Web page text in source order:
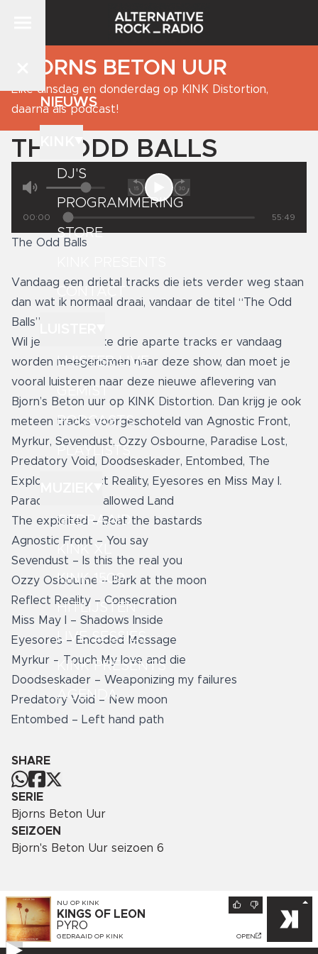
NIEUWS
DJ'S
PROGRAMMERING
STORE
CONTACT
LUISTER LIVE
PODCASTS
PLAYLISTS
GEDRAAID
KINK XL
KINK 1500
HITLIJSTEN
LIVE SESSIES
KINK PRESENTS
AGENDA
BJORNS BETON UUR
Elke dinsdag en donderdag op KINK Distortion,
daarna als podcast!
THE ODD BALLS
00:00 55:49
The Odd Balls
Vandaag een drietal tracks die iets verder weg staan
dan wat ik normaal draai, vandaar de titel “The Odd
Balls”.
Wil je weten welke drie aparte tracks er vandaag
worden meegenomen naar deze show, dan moet je
vooral luisteren naar deze nieuwe aflevering van
Bjorn’s Beton uur op KINK Distortion. Dan krijg je ook
meteen tracks voorgeschoteld van Agnostic Front,
Myrkur, Sevendust, Ozzy Osbourne, Paradise Lost,
Predatory Void, Doodseskader, Entombed, The
Exploited, Reflect Reality, Eyesores en Miss May I.
Paradise lost – Hallowed Land
The exploited – Beat the bastards
Agnostic Front – You say
Sevendust – Is this the real you
Ozzy Osbourne – Bark at the moon
Reflect Reality – Consecration
Miss May I – Shadows Inside
Eyesores – Encoded Message
Myrkur – Touch My love and die
Doodseskader – Weaponizing my failures
Predatory Void – New moon
Entombed – Left hand path
SHARE
SERIE
Bjorns Beton Uur
SEIZOEN
Bjorn's Beton Uur seizoen 6
NU OP KINK
KINGS OF LEON
PYRO
GEDRAAID OP KINK OPEN